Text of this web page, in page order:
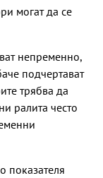
могат да се
непременно,
подчертават
трябва да
ралита често
показателя